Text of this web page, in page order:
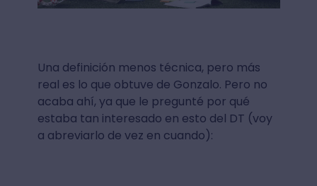
Una definición menos técnica, pero más
real es lo que obtuve de Gonzalo. Pero no
acaba ahí, ya que le pregunté por qué
estaba tan interesado en esto del DT (voy
a abreviarlo de vez en cuando):